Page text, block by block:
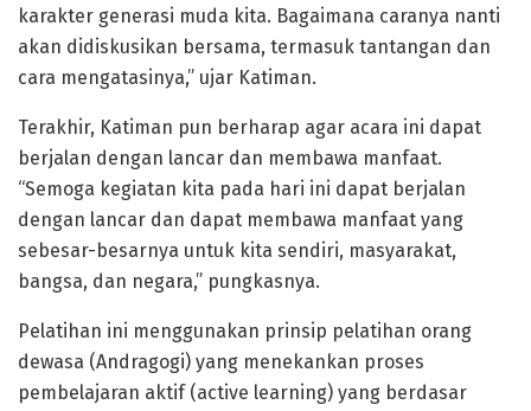
karakter generasi muda kita. Bagaimana caranya nanti
akan didiskusikan bersama, termasuk tantangan dan
cara mengatasinya,” ujar Katiman.
Terakhir, Katiman pun berharap agar acara ini dapat
berjalan dengan lancar dan membawa manfaat.
“Semoga kegiatan kita pada hari ini dapat berjalan
dengan lancar dan dapat membawa manfaat yang
sebesar-besarnya untuk kita sendiri, masyarakat,
bangsa, dan negara,” pungkasnya.
Pelatihan ini menggunakan prinsip pelatihan orang
dewasa (Andragogi) yang menekankan proses
pembelajaran aktif (active learning) yang berdasar